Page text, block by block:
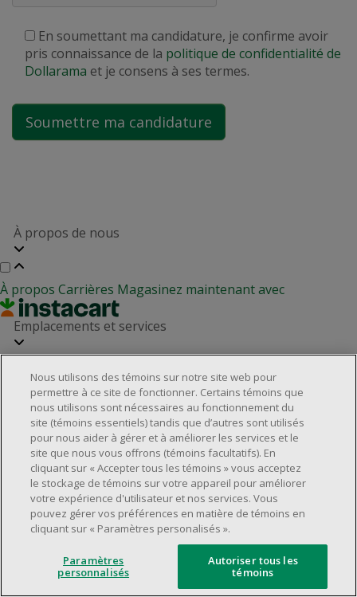
En soumettant ma candidature, je confirme avoir
pris connaissance de la politique de confidentialité de
Dollarama et je consens à ses termes.
À propos de nous
À propos Carrières Magasinez maintenant avec
Emplacements et services
Localisateur de magasinsRelation avec les investisseurs
Partenaires immobiliers
Service à la clientèle
Foire aux questionsRappels de produitsNous joindre
Gestion des témoins
©2025 Dollarama Inc. Tous droits réservés.
Aspects juridiques
Politique d'accessibilité
Nous utilisons des témoins sur notre site web pour
permettre à ce site de fonctionner. Certains témoins que
nous utilisons sont nécessaires au fonctionnement du
site (témoins essentiels) tandis que d’autres sont utilisés
pour nous aider à gérer et à améliorer les services et le
site que nous vous offrons (témoins facultatifs). En
cliquant sur « Accepter tous les témoins » vous acceptez
le stockage de témoins sur votre appareil pour améliorer
votre expérience d'utilisateur et nos services. Vous
pouvez gérer vos préférences en matière de témoins en
cliquant sur « Paramètres personalisés ».
Paramètres
personnalisés
Autoriser tous les
témoins